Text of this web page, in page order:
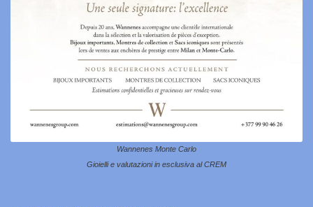
Wannenes Monte Carlo
Gioielli e valutazioni in esclusiva al CREM